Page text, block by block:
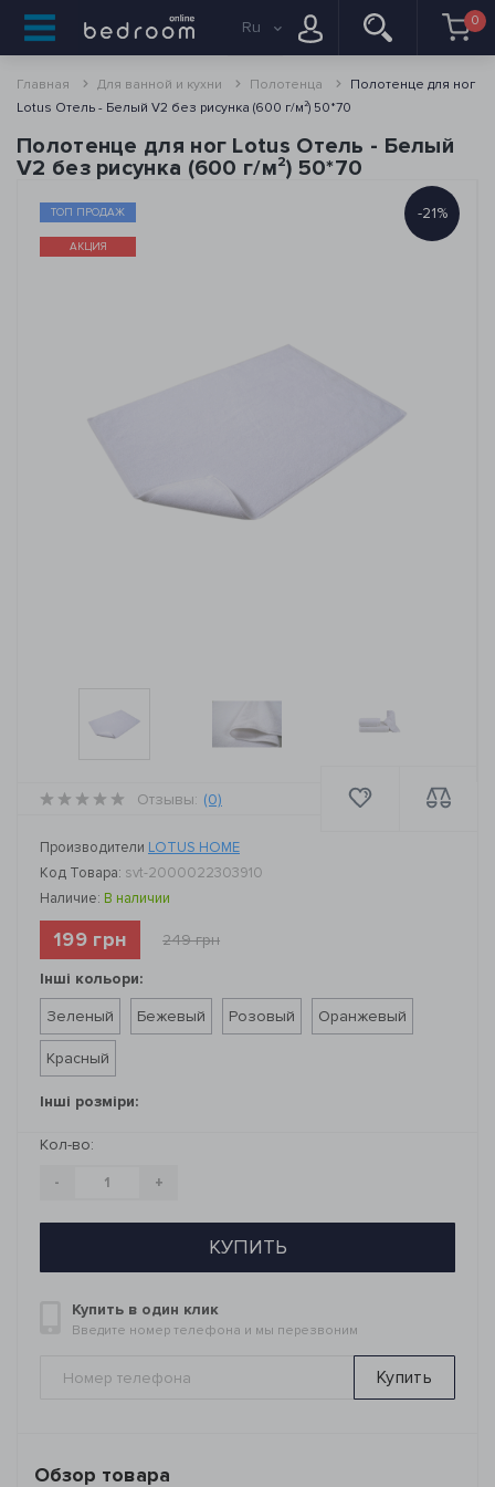
Ru 0
Главная Для ванной и кухни Полотенца
Полотенце для ног
Lotus Отель - Белый V2 без рисунка (600 г/м²) 50*70
Полотенце для ног Lotus Отель - Белый
V2 без рисунка (600 г/м²) 50*70
-21%
ТОП ПРОДАЖ
АКЦИЯ
Отзывы: (0)
Производители LOTUS HOME
Код Товара: svt-2000022303910
Наличие: В наличии
199 грн 249 грн
Інші кольори:
Зеленый
Бежевый Розовый Оранжевый
Красный
Інші розміри:
Кол-во:
- +
КУПИТЬ
Купить в один клик
Введите номер телефона и мы перезвоним
Купить
Обзор товара